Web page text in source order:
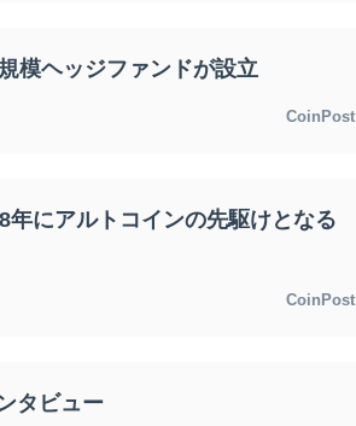
模ヘッジファンドが設立
CoinPost
年にアルトコインの先駆けとなる
CoinPost
タビュー